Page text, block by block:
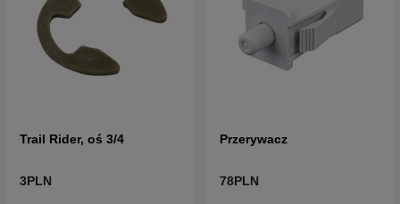
Trail Rider, oś 3/4
3PLN
Przerywacz
78PLN